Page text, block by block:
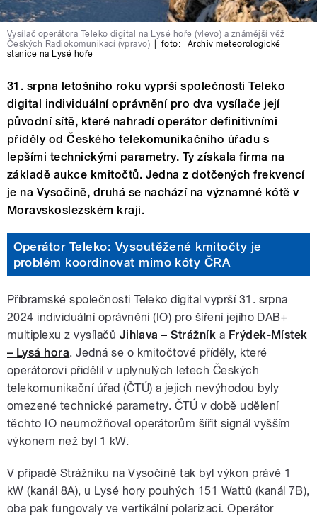
Vysílač operátora Teleko digital na Lysé hoře (vlevo) a známější věž
Českých Radiokomunikací (vpravo)
foto:
Archiv meteorologické
stanice na Lysé hoře
31. srpna letošního roku vyprší společnosti Teleko
digital individuální oprávnění pro dva vysílače její
původní sítě, které nahradí operátor definitivními
příděly od Českého telekomunikačního úřadu s
lepšími technickými parametry. Ty získala firma na
základě aukce kmitočtů. Jedna z dotčených frekvencí
je na Vysočině, druhá se nachází na významné kótě v
Moravskoslezském kraji.
Operátor Teleko: Vysoutěžené kmitočty je
problém koordinovat mimo kóty ČRA
Příbramské společnosti Teleko digital vyprší 31. srpna
2024 individuální oprávnění (IO) pro šíření jejího DAB+
multiplexu z vysílačů Jihlava – Strážník a Frýdek-Místek
– Lysá hora. Jedná se o kmitočtové příděly, které
operátorovi přidělil v uplynulých letech Českých
telekomunikační úřad (ČTÚ) a jejich nevýhodou byly
omezené technické parametry. ČTÚ v době udělení
těchto IO neumožňoval operátorům šířit signál vyšším
výkonem než byl 1 kW.
V případě Strážníku na Vysočině tak byl výkon právě 1
kW (kanál 8A), u Lysé hory pouhých 151 Wattů (kanál 7B),
oba pak fungovaly ve vertikální polarizaci. Operátor